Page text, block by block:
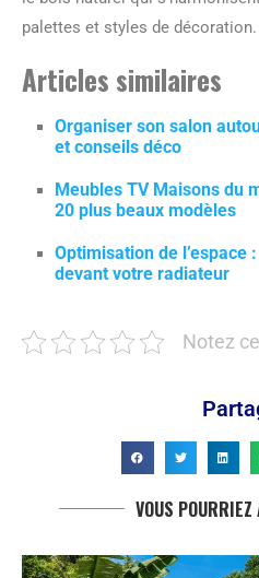
palettes et styles de décoration.
Articles similaires
Organiser son salon
et conseils déco
Meubles TV Maisons du
20 plus beaux modèles
Optimisation de
devant votre radiateur
Notez
VOUS